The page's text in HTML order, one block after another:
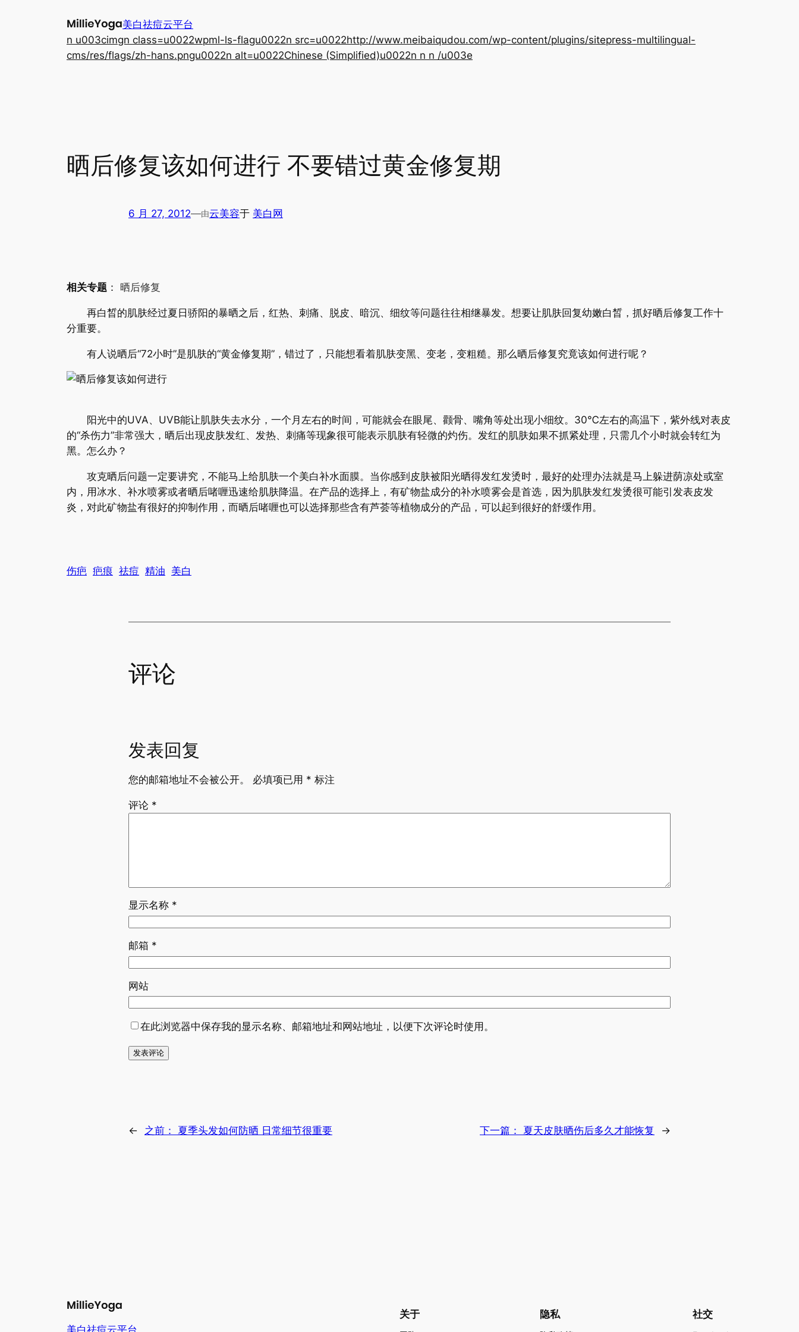
美白祛痘云平台
n u003cimgn class=u0022wpml-ls-flagu0022n src=u0022http://www.meibaiqudou.com/wp-content/plugins/sitepress-multilingual-
cms/res/flags/zh-hans.pngu0022n alt=u0022Chinese (Simplified)u0022n n n /u003e
晒后修复该如何进行 不要错过黄金修复期
6 月 27, 2012—由云美容于 美白网
相关专题 ： 晒后修复
再白晳的肌肤经过夏日骄阳的暴晒之后，红热、刺痛、脱皮、暗沉、细纹等问题往往相继暴发。想要让肌肤回复幼嫩白晳，抓好晒后修复工作十
分重要。
有人说晒后“72小时”是肌肤的“黄金修复期”，错过了，只能想看着肌肤变黑、变老，变粗糙。那么晒后修复究竟该如何进行呢？
阳光中的UVA、UVB能让肌肤失去水分，一个月左右的时间，可能就会在眼尾、颧骨、嘴角等处出现小细纹。30℃左右的高温下，紫外线对表皮
的“杀伤力”非常强大，晒后出现皮肤发红、发热、刺痛等现象很可能表示肌肤有轻微的灼伤。发红的肌肤如果不抓紧处理，只需几个小时就会转红为
黑。怎么办？
攻克晒后问题一定要讲究，不能马上给肌肤一个美白补水面膜。当你感到皮肤被阳光晒得发红发烫时，最好的处理办法就是马上躲进荫凉处或室
内，用冰水、补水喷雾或者晒后啫喱迅速给肌肤降温。在产品的选择上，有矿物盐成分的补水喷雾会是首选，因为肌肤发红发烫很可能引发表皮发
炎，对此矿物盐有很好的抑制作用，而晒后啫喱也可以选择那些含有芦荟等植物成分的产品，可以起到很好的舒缓作用。
伤疤 疤痕 祛痘 精油 美白
评论
发表回复
您的邮箱地址不会被公开。 必填项已用 * 标注
评论 *
显示名称 *
邮箱 *
网站
在此浏览器中保存我的显示名称、邮箱地址和网站地址，以便下次评论时使用。
← 之前： 夏季头发如何防晒 日常细节很重要 下一篇： 夏天皮肤晒伤后多久才能恢复 →
美白祛痘云平台
关于 隐私 社交